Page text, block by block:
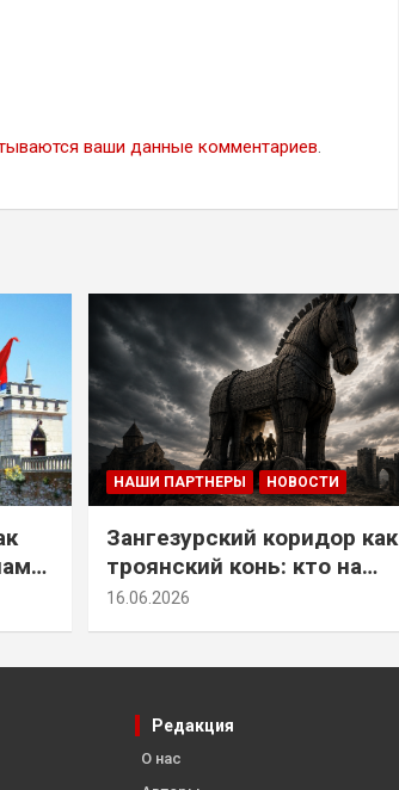
ваши данные комментариев.
НАШИ ПАРТНЕРЫ НОВОСТИ
Зангезурский коридор как
троянский конь: кто на
самом деле осваивает юг
16.06.2026
Редакция
О нас